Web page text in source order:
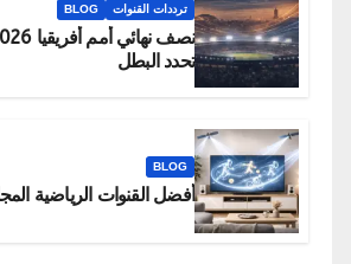
ترددات القنوات BLOG
تحدد البطل
BLOG
أفضل القنوات الرياضية